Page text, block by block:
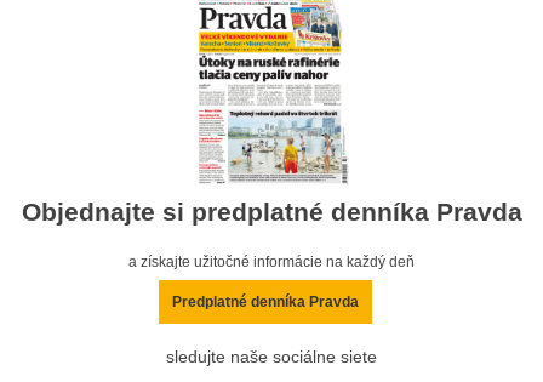
Objednajte si predplatné denníka Pravda
a získajte užitočné informácie na každý deň
Predplatné denníka Pravda
sledujte naše sociálne siete